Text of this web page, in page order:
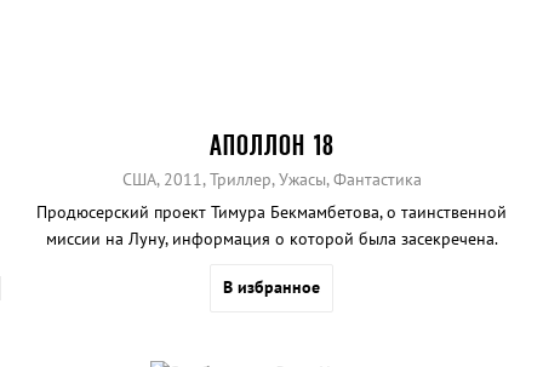
АПОЛЛОН 18
США, 2011, Триллер, Ужасы, Фантастика
Продюсерский проект Тимура Бекмамбетова, о таинственной
миссии на Луну, информация о которой была засекречена.
В избранное